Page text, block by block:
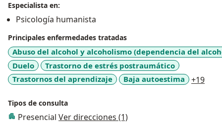
Especialista en:
Psicología humanista
Principales enfermedades tratadas
Abuso del alcohol y alcoholismo (dependencia del
Duelo
Trastorno de estrés postraumático
Trastornos del aprendizaje
Baja autoestima +19
Tipos de consulta
Presencial Ver direcciones (1)